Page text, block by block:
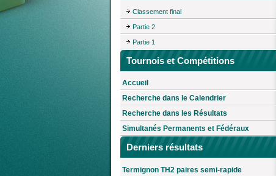
Classement final
Partie 2
Partie 1
Tournois et Compétitions
Accueil
Recherche dans le Calendrier
Recherche dans les Résultats
Simultanés Permanents et Fédéraux
Derniers résultats
Termignon TH2 paires semi-rapide